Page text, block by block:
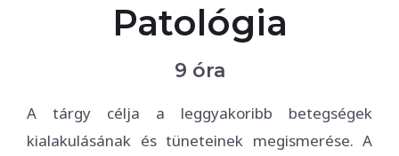
Patológia
9 óra
A tárgy célja a leggyakoribb betegségek
kialakulásának és tüneteinek megismerése. A